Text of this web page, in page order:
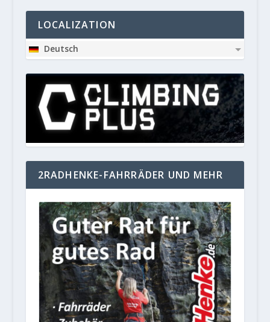
LOCALIZATION
Deutsch
2RADHENKE-FAHRRÄDER UND MEHR